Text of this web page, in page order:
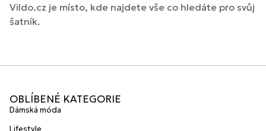
Vildo.cz je místo, kde najdete vše co hledáte pro svůj
šatník.
OBLÍBENÉ KATEGORIE
Dámská móda
Lifestyle